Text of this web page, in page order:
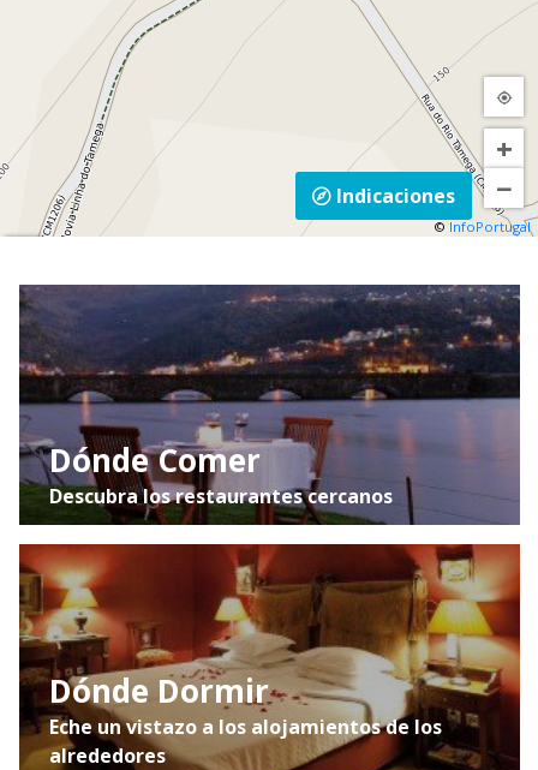
+
−
© InfoPortugal
Satélite
Trânsito
Indicaciones
Dónde Comer
Descubra los restaurantes cercanos
Dónde Dormir
Eche un vistazo a los alojamientos de los
alrededores